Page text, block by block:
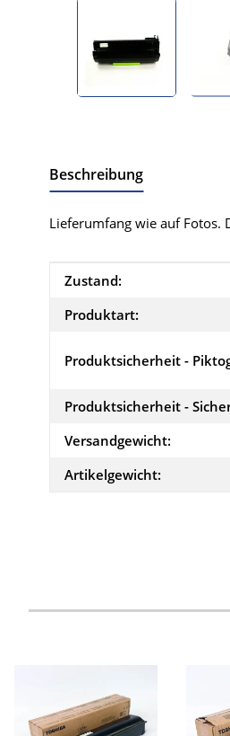
Beschreibung
Lieferumfang wie auf Fotos.
Produkteigenschaft
Wert
Zustand:
Produktart:
Produktsicherheit -
Produktsicherheit -
Versandgewicht:
Artikelgewicht: